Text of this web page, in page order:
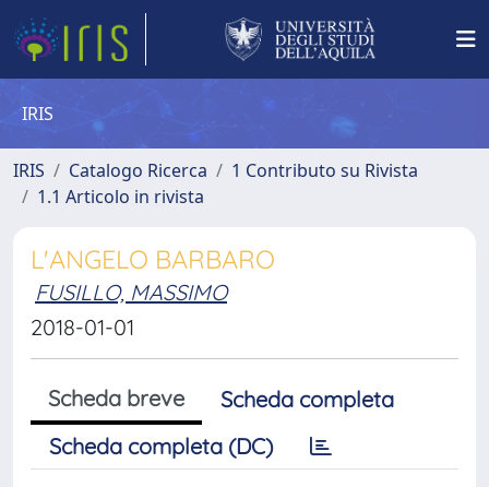
IRIS
IRIS Catalogo Ricerca
1 Contributo su Rivista
1.1 Articolo in rivista
L'ANGELO BARBARO
FUSILLO, MASSIMO
2018-01-01
Scheda breve
Scheda completa
Scheda completa (DC)